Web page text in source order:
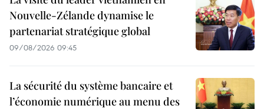
Nouvelle-Zélande dynamise le
partenariat stratégique global
09/08/2026 09:45
La sécurité du système bancaire et
l’économie numérique au menu des